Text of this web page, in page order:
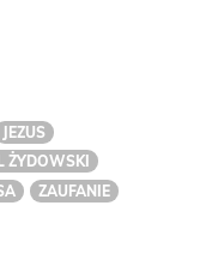
JEZUS
ŻYDOWSKI
ZAUFANIE